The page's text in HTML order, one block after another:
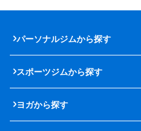
パーソナルジムから探す
スポーツジムから探す
ヨガから探す